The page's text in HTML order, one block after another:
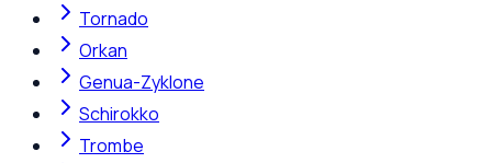
Tornado
Orkan
Genua-Zyklone
Schirokko
Trombe